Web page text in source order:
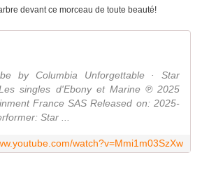
devant ce morceau de toute beauté!
by Columbia Unforgettable · Star
singles d'Ebony et Marine ℗ 2025
France SAS Released on: 2025-
Star ...
watch?v=Mmi1m03SzXw